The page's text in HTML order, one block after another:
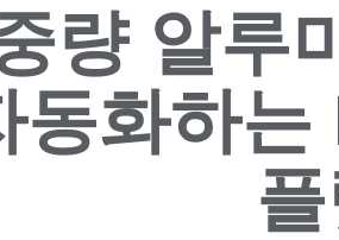
량 알루
동화하는